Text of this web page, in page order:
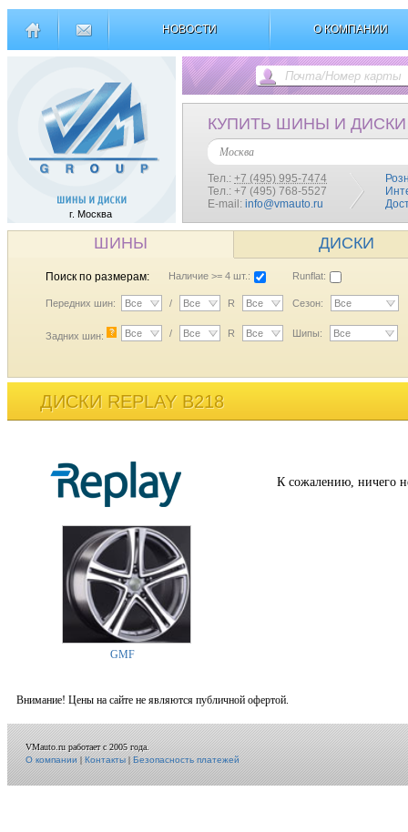
НОВОСТИ О КОМПАНИИ
г. Москва
КУПИТЬ ШИНЫ И ДИСКИ
Москва
Тел.: +7 (495) 995-7474
Тел.: +7 (495) 768-5527
E-mail: info@vmauto.ru
ШИНЫ ДИСКИ
Поиск по размерам: Наличие >= 4 шт.: Runflat:
Передних шин: Все / Все R Все Сезон: Все
Задних шин: ? Все / Все R Все Шипы: Все
ДИСКИ REPLAY B218
GMF
К сожалению, ничего
Внимание! Цены на сайте не являются публичной офертой.
VMauto.ru работает с 2005 года.
О компании|Контакты|Безопасность платежей